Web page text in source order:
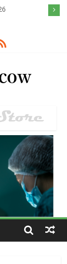
и
и